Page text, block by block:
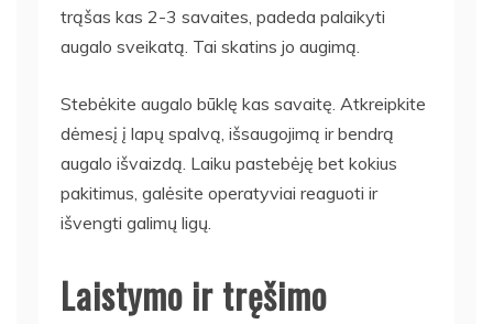
trąšas kas 2-3 savaites, padeda palaikyti
augalo sveikatą. Tai skatins jo augimą.
Stebėkite augalo būklę kas savaitę. Atkreipkite
dėmesį į lapų spalvą, išsaugojimą ir bendrą
augalo išvaizdą. Laiku pastebėję bet kokius
pakitimus, galėsite operatyviai reaguoti ir
išvengti galimų ligų.
Laistymo ir tręšimo